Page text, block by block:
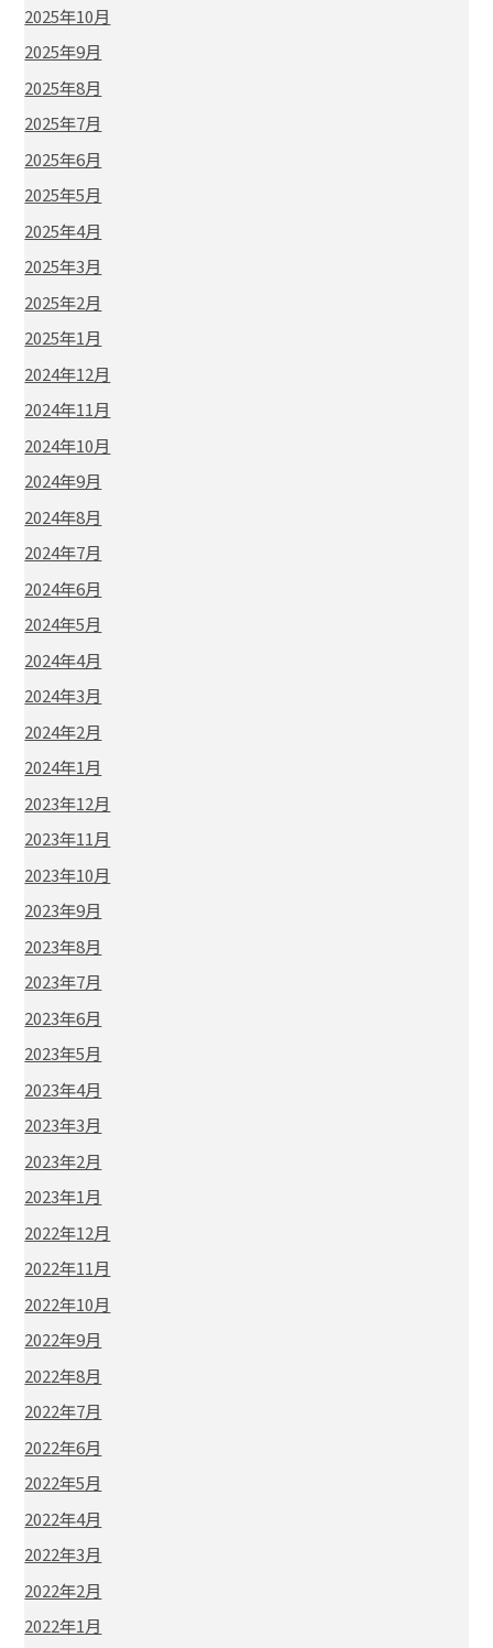
2025年10月
2025年9月
2025年8月
2025年7月
2025年6月
2025年5月
2025年4月
2025年3月
2025年2月
2025年1月
2024年12月
2024年11月
2024年10月
2024年9月
2024年8月
2024年7月
2024年6月
2024年5月
2024年4月
2024年3月
2024年2月
2024年1月
2023年12月
2023年11月
2023年10月
2023年9月
2023年8月
2023年7月
2023年6月
2023年5月
2023年4月
2023年3月
2023年2月
2023年1月
2022年12月
2022年11月
2022年10月
2022年9月
2022年8月
2022年7月
2022年6月
2022年5月
2022年4月
2022年3月
2022年2月
2022年1月